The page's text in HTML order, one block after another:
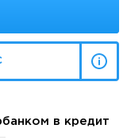
в кредит